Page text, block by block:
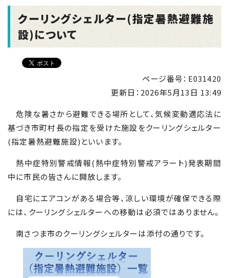
クーリングシェルター(指定暑熱避難施
設)について
ページ番号：E031420
更新日： 2026年5月13日 13:49
危険な暑さから避難できる場所として、気候変動適応法に
基づき市町村長の指定を受けた施設をクーリングシェルター
(指定暑熱避難施設)といいます。
熱中症特別警戒情報(熱中症特別警戒アラート)発表期間
中に市民の皆さんに開放します。
自宅にエアコンがある場合等、涼しい環境が確保できる際
には、クーリングシェルターへの移動は必須ではありません。
南さつま市のクーリングシェルターは添付の通りです。